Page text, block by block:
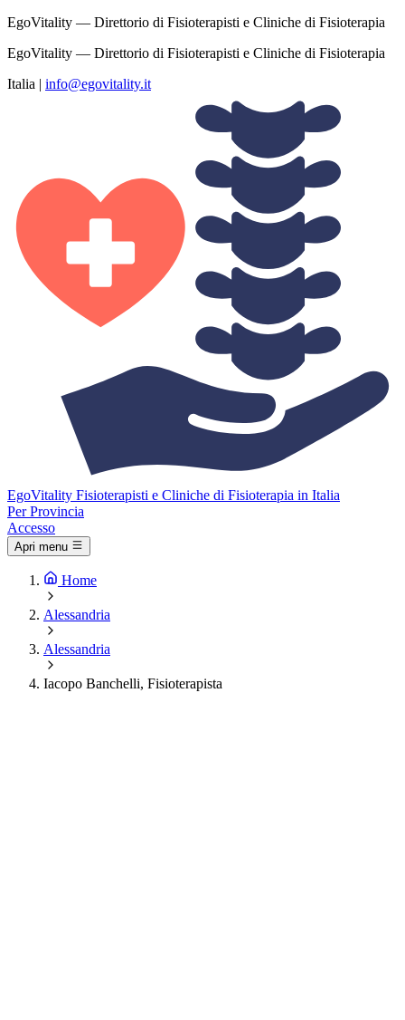
EgoVitality — Direttorio di Fisioterapisti e Cliniche di Fisioterapia
EgoVitality — Direttorio di Fisioterapisti e Cliniche di Fisioterapia
Italia | info@egovitality.it
EgoVitality Fisioterapisti e Cliniche di Fisioterapia in Italia
Per Provincia
Accesso
Apri menu
Home
Alessandria
Alessandria
Iacopo Banchelli, Fisioterapista